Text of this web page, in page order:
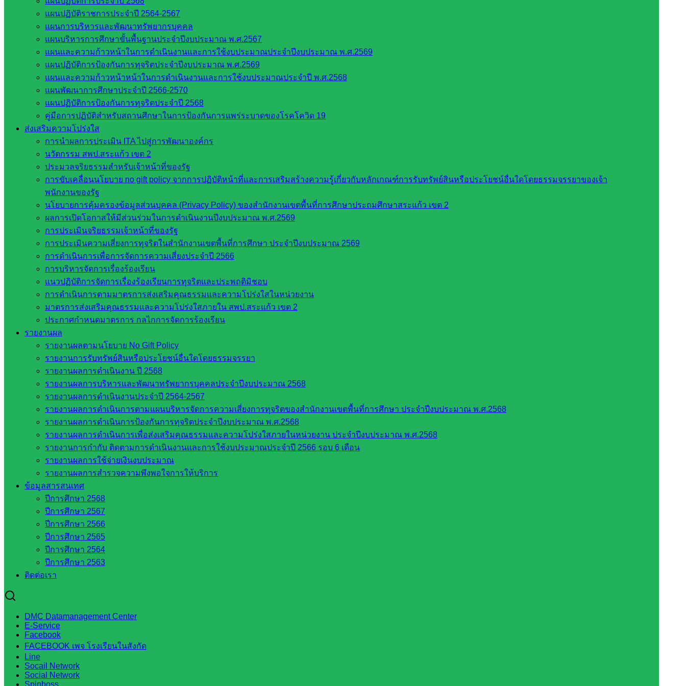
แผนปฏิบัติราชการประจำปี 2564-2567
แผนการบริหารและพัฒนาทรัพยากรบุคคล
แผนบริหารการศึกษาขั้นพื้นฐานประจำปีงบประมาณ พ.ศ.2567
แผนและความก้าวหน้าในการดำเนินงานและการใช้งบประมาณประจำปีงบประมาณ พ.ศ.2569
แผนปฏิบัติการป้องกันการทุจริตประจำปีงบประมาณ พ.ศ.2569
แผนและความก้าวหน้าหน้าในการดำเนินงานและการใช้งบประมาณประจำปี พ.ศ.2568
แผนพัฒนาการศึกษาประจำปี 2566-2570
แผนปฏิบัติการป้องกันการทุจริตประจำปี 2568
คู่มือการปฏิบัติสำหรับสถานศึกษาในการป้องกันการแพร่ระบาดของโรคโควิด 19
ส่งเสริมความโปร่งใส
การนำผลการประเมิน ITA ไปสู่การพัฒนาองค์กร
นวัตกรรม สพป.สระแก้ว เขต 2
ประมวลจริยธรรมสำหรับเจ้าหน้าที่ของรัฐ
การขับเคลื่อนนโยบาย no gift policy จากการปฏิบัติหน้าที่และการเสริมสร้างความรู้เกี่ยวกับหลักเกณฑ์การรับทรัพย์สินหรือประโยชน์อื่นใดโดยธรรมจรรยาของเจ้า
พนักงานของรัฐ
นโยบายการคุ้มครองข้อมูลส่วนบุคคล (Privacy Policy) ของสำนักงานเขตพื้นที่การศึกษาประถมศึกษาสระแก้ว เขต 2
ผลการเปิดโอกาสให้มีส่วนร่วมในการดำเนินงานปีงบประมาณ พ.ศ.2569
การประเมินจริยธรรมเจ้าหน้าที่ของรัฐ
การประเมินความเสี่ยงการทุจริตในสำนักงานเขตพื้นที่การศึกษา ประจำปีงบประมาณ 2569
การดำเนินการเพื่อการจัดการความเสี่ยงประจำปี 2566
การบริหารจัดการเรื่องร้องเรียน
แนวปฏิบัติการจัดการเรื่องร้องเรียนการทุจริตและประพฤติมิชอบ
การดำเนินการตามมาตรการส่งเสริมคุณธรรมและความโปร่งใสในหน่วยงาน
มาตรการส่งเสริมคุณธรรมและความโปร่งใสภายใน สพป.สระแก้ว เขต 2
ประกาศกำหนดมาตรการ กลไกการจัดการร้องเรียน
รายงานผล
รายงานผลตามนโยบาย No Gift Policy
รายงานการรับทรัพย์สินหรือประโยชน์อื่นใดโดยธรรมจรรยา
รายงานผลการดำเนินงาน ปี 2568
รายงานผลการบริหารและพัฒนาทรัพยากรบุคคลประจำปีงบประมาณ 2568
รายงานผลการดำเนินงานประจำปี 2564-2567
รายงานผลการดำเนินการตามแผนบริหารจัดการความเสี่ยงการทุจริตของสำนักงานเขตพื้นที่การศึกษา ประจำปีงบประมาณ พ.ศ.2568
รายงานผลการดำเนินการป้องกันการทุจริตประจำปีงบประมาณ พ.ศ.2568
รายงานผลการดำเนินการเพื่อส่งเสริมคุณธรรมและความโปร่งใสภายในหน่วยงาน ประจำปีงบประมาณ พ.ศ.2568
รายงานการกำกับ ติดตามการดำเนินงานและการใช้งบประมาณประจำปี 2566 รอบ 6 เดือน
รายงานผลการใช้จ่ายเงินงบประมาณ
รายงานผลการสำรวจความพึงพอใจการให้บริการ
ข้อมูลสารสนเทศ
ปีการศึกษา 2568
ปีการศึกษา 2567
ปีการศึกษา 2566
ปีการศึกษา 2565
ปีการศึกษา 2564
ปีการศึกษา 2563
ติดต่อเรา
DMC Datamanagement Center
E-Service
Facebook
FACEBOOK เพจ โรงเรียนในสังกัด
Line
Socail Network
Social Network
Spinboss
Post Views: 550
web2021_admin
หน่วยงานที่เกี่ยวข้อง
กระทรวงศึกษาธิการ
กระทรวงการอุดมศึกษา
สำนักงานเลขาธิการสภาการศึกษา
สำนักงานคณะกรรมการการอาชีวศึกษา
สำนักงานคณะกรรมการการศึกษาขั้นพื้น
รายชื่อมหาวิทยาลัยในประเทศไทย
เว็บไซต์สำนักต่าง ๆ ใน สพฐ.
เว็บไซต์ สพม. ในสังกัด สพฐ.
เว็บไซต์ สพป. ในสังกัด สพฐ.
กรมบัญชีกลาง
สำนักงาน ส.ก.ส.ค
หน่วยงานในจังหวัดสระแก้ว
จังหวัดสระแก้ว
องค์การบริหารส่วนจังหวัดสระแก้ว
ศึกษาธิการจังหวัดสระแก้ว
สำนักงาน ส.ก.ส.ค. จังหวัดสระแก้ว
สพป. สระแก้วเขต 1
สพป.สระแก้ว เขต 2
โรงเรียนในสังกัด สพป.สระแก้ว เขต 1
โรงเรียนในสังกัด สพป.สระแก้ว เขต 2
วิทยาลัยเทคนิคสระแก้ว
วิทยาลัยเทคนิควังน้ำเย็น
กศน.สระแก้ว
เว็บไซต์กลุ่มงานในสำนักงาน
กลุ่มอำนวยการ
กลุ่มบริหารงานงานเงินและสินทรัพย์
กลุ่มนโยบายและแผน
กลุ่มส่งเสริมการจัดการศึกษา
กลุ่มนิเทศติดตามและประเมินผลฯ
เว็บไซต์หลักสูตรต้านทุจริต
ห้องนิเทศ ศน.นิพนธ์ พรมพิไล
ห้องนิเทศ ศน.ชยาธิศ/ศน.อัญชลี
ห้องนิเทศ ดร.สราวดี เพ็งศรีโคตร
เว็บไซต์คณะกรรมการ ก.ต.ป.น.